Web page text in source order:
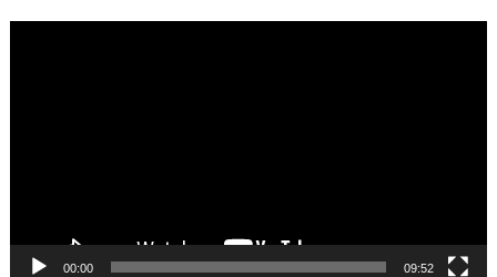
00:00 09:52